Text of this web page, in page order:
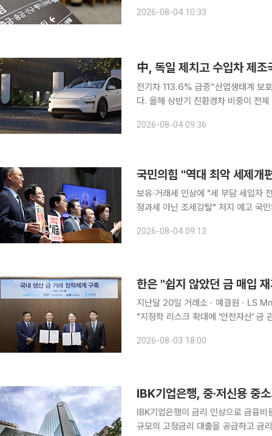
지 않는 요구불예금은 빠져나가는 반
2026-08-04 10:33
中, 독일 제치고 수입차 제
전기차 113.6% 급증“산업생태계 보호해야” 중국산 전기차가 국내 수입차 시장
다. 올해 상반기 친환경차 비중이 전
2026-08-04 09:36
국민의힘 "역대 최악 세제
보유·거래세 인상에 "세 부담 세입자
정과세 아닌 조세강탈" 저지 예고 국민의힘이 정부의 2026년 세제개편안에 대해 '역대 최악의 세제
일 오후 국회 소통관에서 긴급 기자회
2026-08-04 09:13
지난달 20일 거래소ㆍ예결원ㆍLS
"지정학 리스크 확대에 '안전자산' 금
2013년 이후 처음으로 금 매입 재개
2026-08-03 18:00
IBK기업은행, 중·저신용 중
IBK기업은행이 금리 인상으로 금융비
규모의 고정금리 대출을 공급하고 금